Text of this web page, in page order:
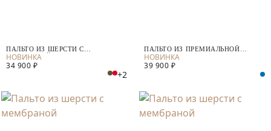
ПАЛЬТО ИЗ ШЕРСТИ С
МЕМБРАНОЙ
34 900 ₽
+2
ПАЛЬТО ИЗ ПРЕМИАЛЬНОЙ
ШЕРСТИ С КАШЕМИРОМ И
МЕМБРАНОЙ
39 900 ₽